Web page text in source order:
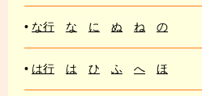
• な行 な に ぬ ね の
• は行 は ひ ふ へ ほ